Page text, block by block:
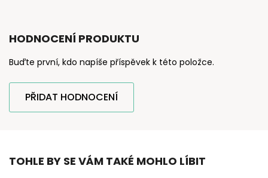
HODNOCENÍ PRODUKTU
Buďte první, kdo napíše příspěvek k této položce.
PŘIDAT HODNOCENÍ
TOHLE BY SE VÁM TAKÉ MOHLO LÍBIT